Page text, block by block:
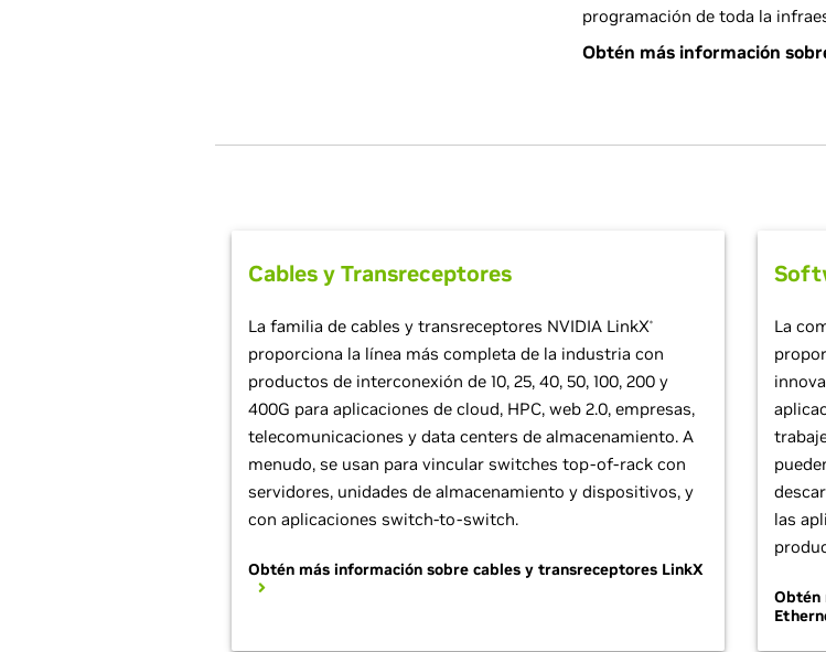
programación de toda la
Obtén más información
Cables y Transreceptores
La familia de cables y transreceptores NVIDIA LinkX®
proporciona la línea más completa de la industria con
productos de interconexión de 10, 25, 40, 50, 100, 200 y
400G para aplicaciones de cloud, HPC, web 2.0, empresas,
telecomunicaciones y data centers de almacenamiento. A
menudo, se usan para vincular switches top-of-rack con
servidores, unidades de almacenamiento y dispositivos, y
con aplicaciones switch-to-switch.
Obtén más información sobre cables y transreceptores LinkX
La
las
Obtén